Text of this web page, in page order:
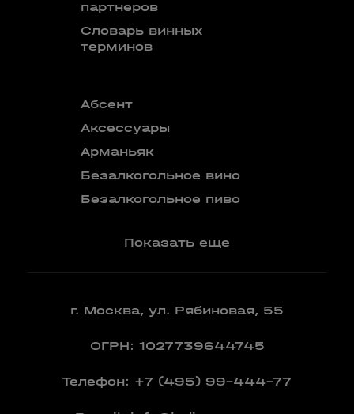
партнеров
Словарь винных
терминов
Абсент
Аксессуары
Арманьяк
Безалкогольное вино
Безалкогольное пиво
Показать еще
г. Москва, ул. Рябиновая, 55
ОГРН: 1027739644745
Телефон: +7 (495) 99-444-77